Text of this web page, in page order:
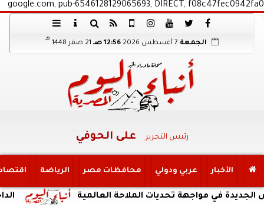
google.com, pub-6546128129065693, DIRECT, f08c47fec0942fa0
الجمعة 12:56 صـ 21 صفر 1448
هـ
رئيس التحرير على الحوفي
الأخبار عربي ودولي محافظات مصر الرياضة
مواجهة تحديات الملاحة العالمية